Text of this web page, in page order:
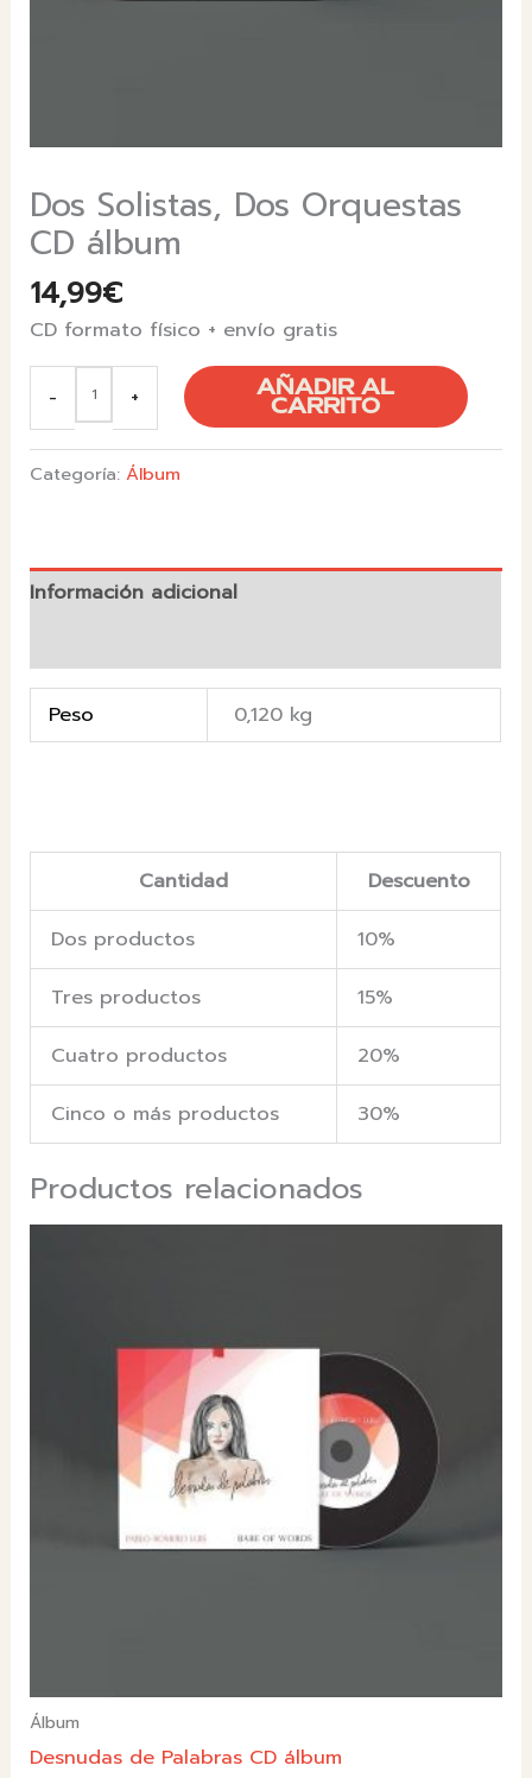
Dos Solistas, Dos Orquestas
CD álbum
14,99€
CD formato físico + envío gratis
-
SOLISTAS,
DOS
ORQUESTAS
CD
+ AÑADIR AL
CARRITO
Categoría:Álbum
Información adicional
Peso 0,120 kg
Cantidad
Descuento
Dos productos
10%
Tres productos
15%
Cuatro productos
20%
Cinco o más productos
30%
Productos relacionados
Álbum
Desnudas de Palabras CD álbum